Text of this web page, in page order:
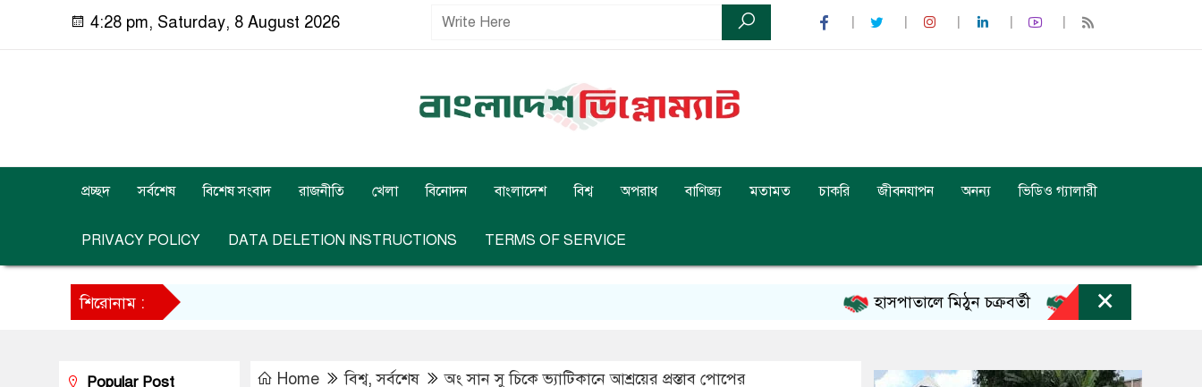
4:28 pm, Saturday, 8 August 2026
প্রচ্ছদ সর্বশেষ বিশেষ সংবাদ রাজনীতি খেলা বিনোদন বাংলাদেশ বিশ্ব অপরাধ বাণিজ্য মতামত চাকরি জীবনযাপন অনন্য ভিডিও গ্যালারী
PRIVACY POLICY DATA DELETION INSTRUCTIONS TERMS OF SERVICE
শিরোনাম : হাসপাতালে মিঠুন চক্রবর্তী ইনফান্তিনোর
×
Home বিশ্ব,সর্বশেষ অং সান সু চিকে ভ্যাটিকানে আশ্রয়ের প্রস্তাব পোপের
Popular Post